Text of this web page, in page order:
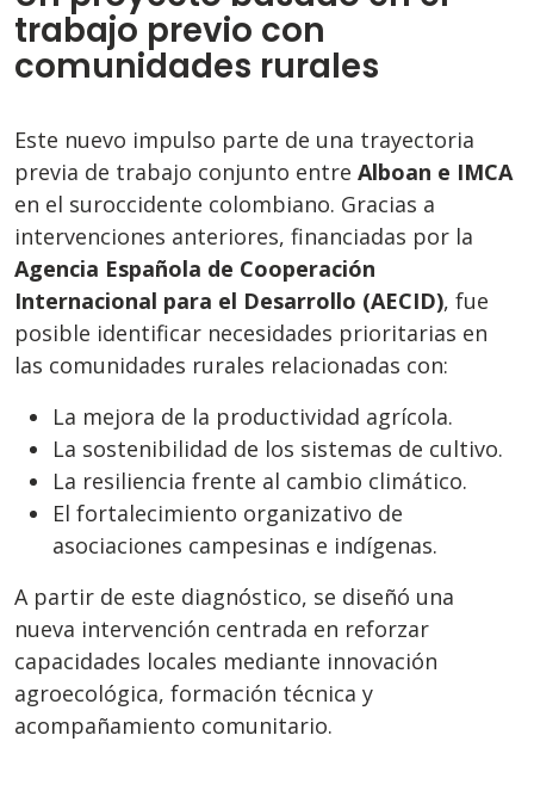
trabajo previo con
comunidades rurales
Este nuevo impulso parte de una trayectoria
previa de trabajo conjunto entre Alboan e IMCA
en el suroccidente colombiano. Gracias a
intervenciones anteriores, financiadas por la
Agencia Española de Cooperación
Internacional para el Desarrollo (AECID), fue
posible identificar necesidades prioritarias en
las comunidades rurales relacionadas con:
La mejora de la productividad agrícola.
La sostenibilidad de los sistemas de cultivo.
La resiliencia frente al cambio climático.
El fortalecimiento organizativo de
asociaciones campesinas e indígenas.
A partir de este diagnóstico, se diseñó una
nueva intervención centrada en reforzar
capacidades locales mediante innovación
agroecológica, formación técnica y
acompañamiento comunitario.